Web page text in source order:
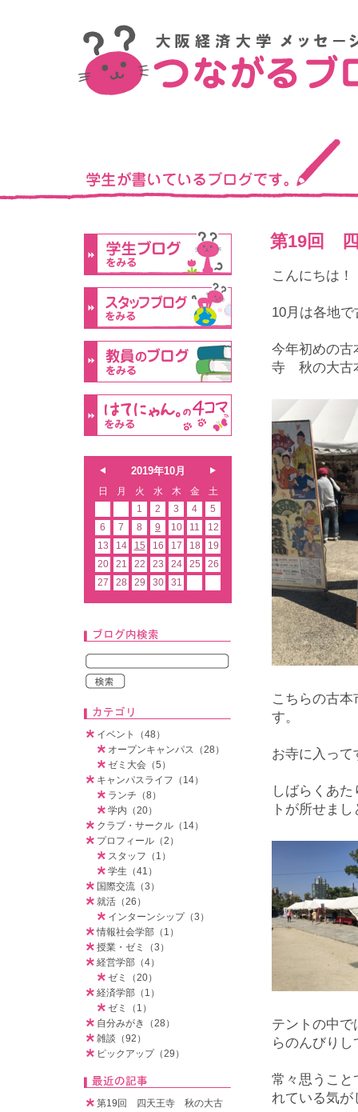
第19回
こんにちは
10月は各地
今年初めの古
寺 秋の大古
こちらの古
す。
お寺に入っ
しばらくあ
トが所せま
テントの中
らのんびり
常々思うこと
れている気が
2019年10月
日 月 火 水 木 金
土
1
2 3 4
5
6
7 8 9 10 11
12
13
14 15 16 17 18
19
20
21 22 23 24 25
26
27
28 29 30 31
イベント（48）
オープンキャンパス（28）
ゼミ大会（5）
キャンパスライフ（14）
ランチ（8）
学内（20）
クラブ・サークル（14）
プロフィール（2）
スタッフ（1）
学生（41）
国際交流（3）
就活（26）
インターンシップ（3）
情報社会学部（1）
授業・ゼミ（3）
経営学部（4）
ゼミ（20）
経済学部（1）
ゼミ（1）
自分みがき（28）
雑談（92）
ピックアップ（29）
第19回 四天王寺 秋の大古